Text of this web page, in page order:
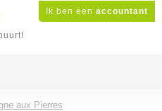
Ik ben een accountant
aux Pierres